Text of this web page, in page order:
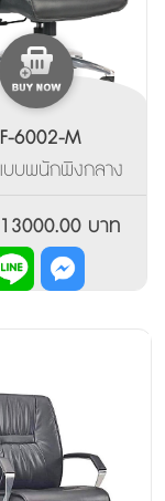
6002-M
บบพนักพิงกลาง
ให้รองรับพนักพิง
ได้ดี มีที่ท้าวแขน
งสร้างพีพีสีบรอนซ์
รับที่นั้งด้วยไฮโดร
ลิค
บาท